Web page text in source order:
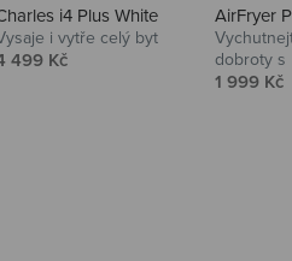
i4 Plus White
i vytře celý byt
cena
499 Kč
AirFryer
dobroty s
Prodejní
1 999 Kč
ti padnou